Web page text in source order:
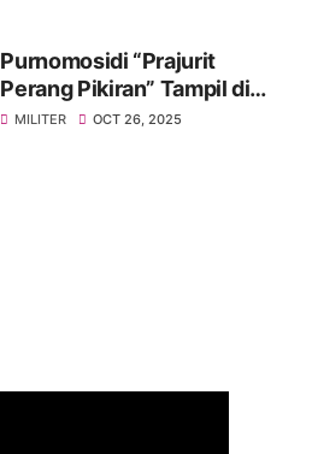
Purnomosidi “Prajurit
Perang Pikiran” Tampil di
Body Contest Piala Wali
MILITER OCT 26, 2025